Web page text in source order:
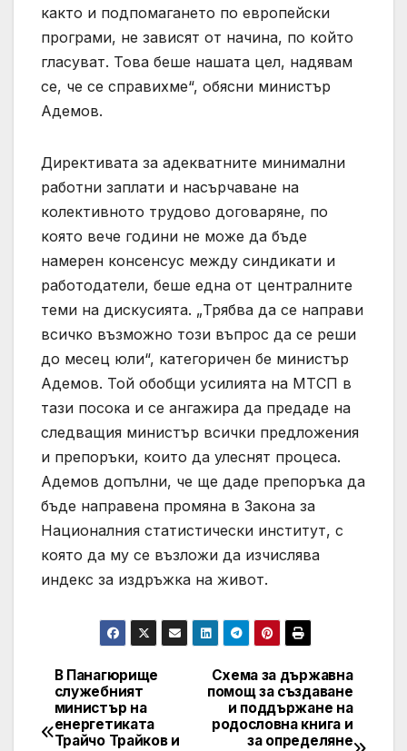
както и подпомагането по европейски
програми, не зависят от начина, по който
гласуват. Това беше нашата цел, надявам
се, че се справихме“, обясни министър
Адемов.
Директивата за адекватните минимални
работни заплати и насърчаване на
колективното трудово договаряне, по
която вече години не може да бъде
намерен консенсус между синдикати и
работодатели, беше една от централните
теми на дискусията. „Трябва да се направи
всичко възможно този въпрос да се реши
до месец юли“, категоричен бе министър
Адемов. Той обобщи усилията на МТСП в
тази посока и се ангажира да предаде на
следващия министър всички предложения
и препоръки, които да улеснят процеса.
Адемов допълни, че ще даде препоръка да
бъде направена промяна в Закона за
Националния статистически институт, с
която да му се възложи да изчислява
индекс за издръжка на живот.
Post
navigation
Схема за държавна
помощ за създаване
и поддържане на
родословна книга и
за определяне
В Панагюрище
служебният
министър на
енергетиката
Трайчо Трайков и